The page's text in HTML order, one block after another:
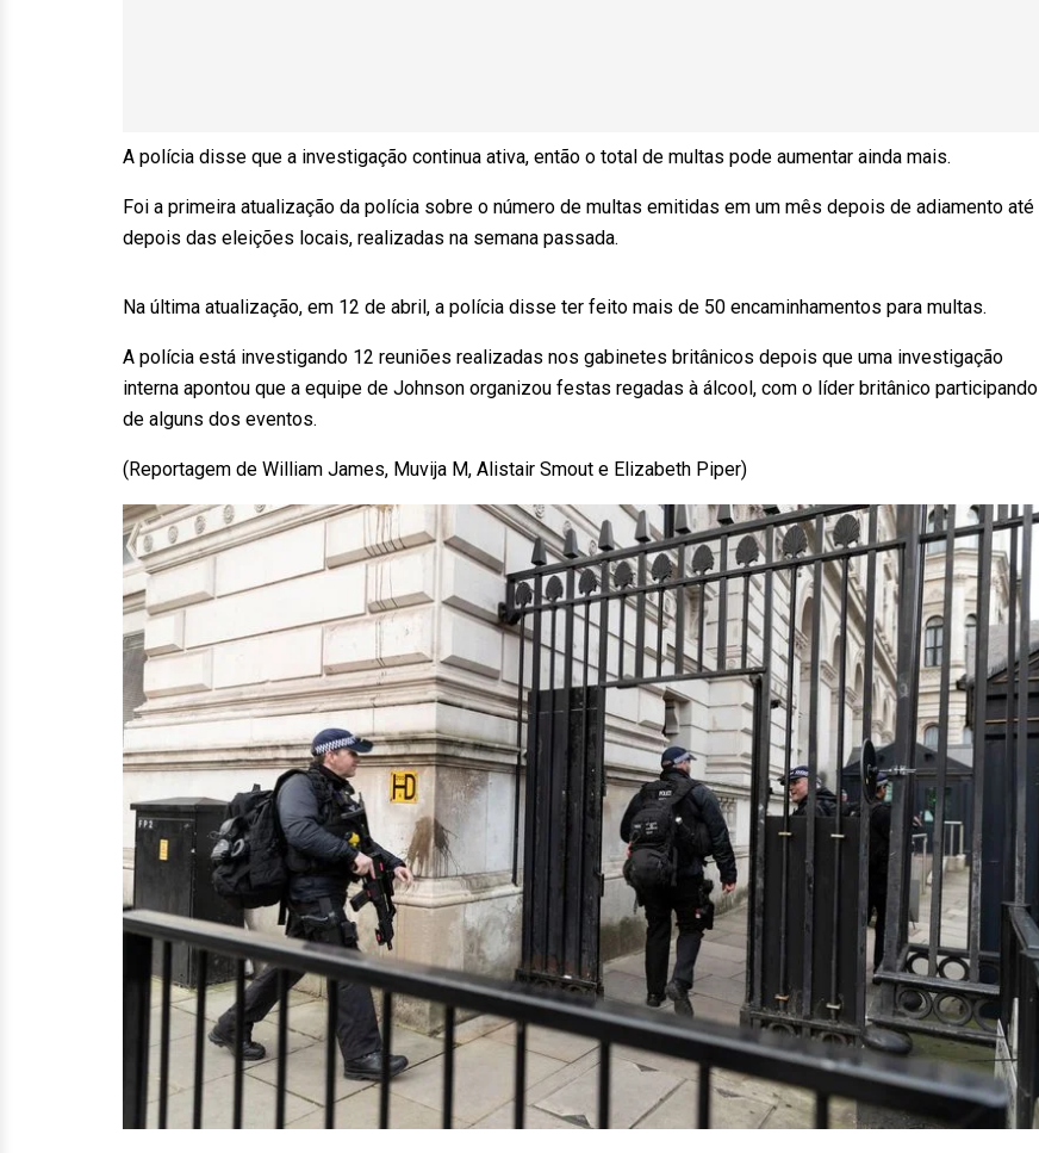
A polícia disse que a investigação continua ativa, então o total de multas pode aumentar ainda mais.
Foi a primeira atualização da polícia sobre o número de multas emitidas em um mês depois de adiamento até
depois das eleições locais, realizadas na semana passada.
Na última atualização, em 12 de abril, a polícia disse ter feito mais de 50 encaminhamentos para multas.
A polícia está investigando 12 reuniões realizadas nos gabinetes britânicos depois que uma investigação
interna apontou que a equipe de Johnson organizou festas regadas à álcool, com o líder britânico participando
de alguns dos eventos.
(Reportagem de William James, Muvija M, Alistair Smout e Elizabeth Piper)